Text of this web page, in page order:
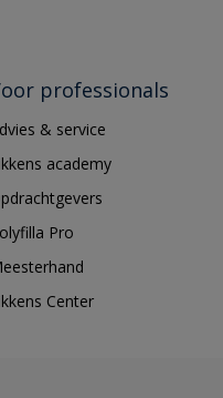
professionals
& service
academy
Pro
Center